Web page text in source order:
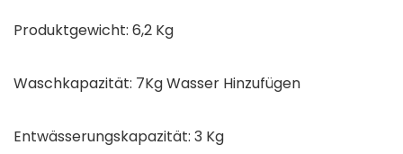
Produktgewicht: 6,2 Kg
Waschkapazität: 7Kg Wasser Hinzufügen
Entwässerungskapazität: 3 Kg